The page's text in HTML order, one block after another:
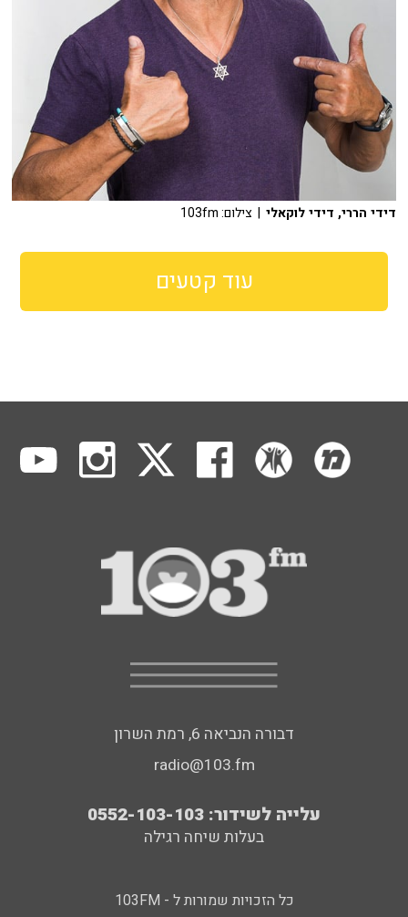
דידי הררי, דידי לוקאלי | צילום: 103fm
עוד קטעים
דבורה הנביאה 6, רמת השרון
radio@103.fm
עלייה לשידור: 0552-103-103
בעלות שיחה רגילה
כל הזכויות שמורות ל - 103FM